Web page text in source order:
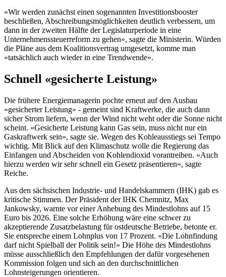
«Wir werden zunächst einen sogenannten Investitionsbooster
beschließen, Abschreibungsmöglichkeiten deutlich verbessern, um
dann in der zweiten Hälfte der Legislaturperiode in eine
Unternehmenssteuerreform zu gehen», sagte die Ministerin. Würden
die Pläne aus dem Koalitionsvertrag umgesetzt, komme man
«tatsächlich auch wieder in eine Trendwende».
Schnell «gesicherte Leistung»
Die frühere Energiemanagerin pochte erneut auf den Ausbau
«gesicherter Leistung» - gemeint sind Kraftwerke, die auch dann
sicher Strom liefern, wenn der Wind nicht weht oder die Sonne nicht
scheint. «Gesicherte Leistung kann Gas sein, muss nicht nur ein
Gaskraftwerk sein», sagte sie. Wegen des Kohleausstiegs sei Tempo
wichtig. Mit Blick auf den Klimaschutz wolle die Regierung das
Einfangen und Abscheiden von Kohlendioxid vorantreiben. «Auch
hierzu werden wir sehr schnell ein Gesetz präsentieren», sagte
Reiche.
Aus den sächsischen Industrie- und Handelskammern (IHK) gab es
kritische Stimmen. Der Präsident der IHK Chemnitz, Max
Jankowsky, warnte vor einer Anhebung des Mindestlohns auf 15
Euro bis 2026. Eine solche Erhöhung wäre eine schwer zu
akzeptierende Zusatzbelastung für ostdeutsche Betriebe, betonte er.
Sie entspreche einem Lohnplus von 17 Prozent. «Die Lohnfindung
darf nicht Spielball der Politik sein!» Die Höhe des Mindestlohns
müsse ausschließlich den Empfehlungen der dafür vorgesehenen
Kommission folgen und sich an den durchschnittlichen
Lohnsteigerungen orientieren.